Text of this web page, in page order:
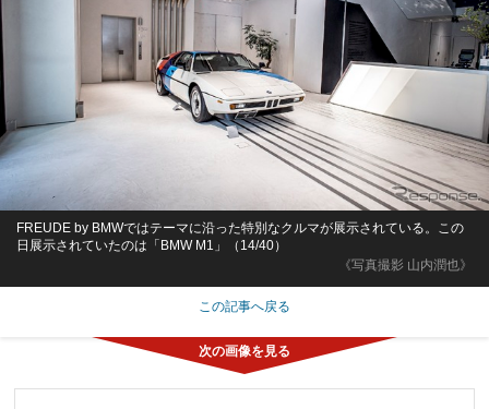
《写真撮影 山内潤也》
FREUDE by BMWではテーマに沿った特別なクルマが展示されている。この
日展示されていたのは「BMW M1」（14/40）
この記事へ戻る